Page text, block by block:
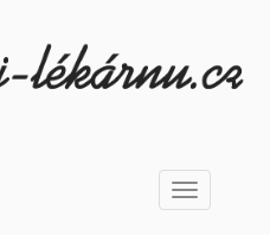
Toggle
navigation